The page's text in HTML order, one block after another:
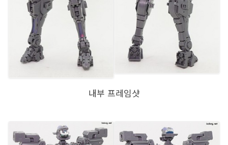
내부 프레임샷